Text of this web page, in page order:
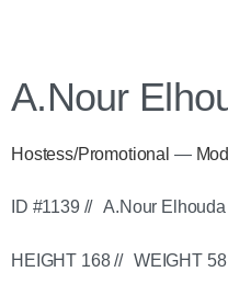
A.Nour
Hostess/Promotional —
ID #1139 // A.Nour Elhouda
HEIGHT 168 // WEIGHT 58